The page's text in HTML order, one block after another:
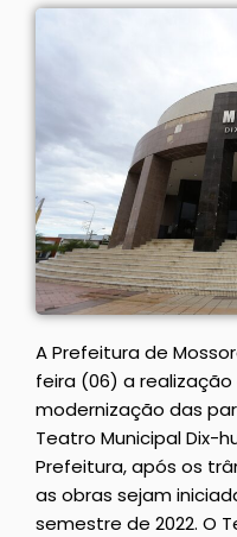
A Prefeitura de
feira (06) a
modernização das
Teatro Municipal Dix-
Prefeitura, após os
as obras sejam
semestre de 2022. O